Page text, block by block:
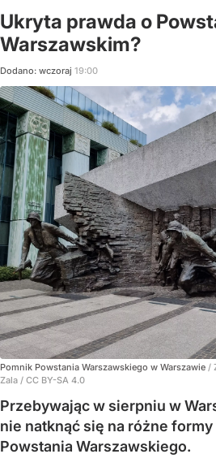
Ukryta prawda o
Warszawskim?
Dodano: wczoraj 19:00
Pomnik Powstania Warszawskiego w Warszawie /
Zala / CC BY-SA 4.0
Przebywając w sierpniu w
nie natknąć się na różne
Powstania Warszawskiego.